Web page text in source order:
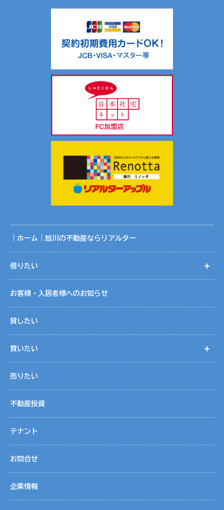
｜ホーム｜旭川の不動産ならリアルター
借りたい
お客様・入居者様へのお知らせ
貸したい
買いたい
売りたい
不動産投資
テナント
お問合せ
企業情報